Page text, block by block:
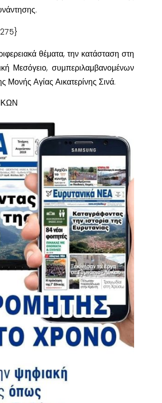
θέματα, την κατάσταση στη
Μεσόγειο, συμπεριλαμβανομένων
Μονής Αγίας Αικατερίνης Σινά.